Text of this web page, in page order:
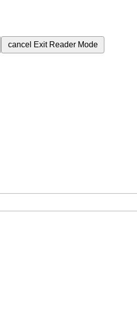
cancel Exit Reader Mode